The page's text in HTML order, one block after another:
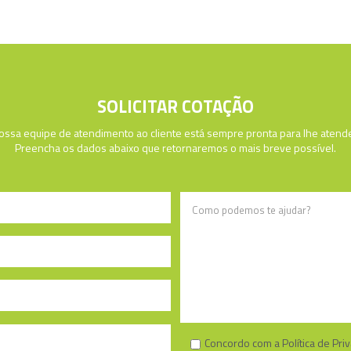
SOLICITAR COTAÇÃO
equipe de atendimento ao cliente está sempre pronta para lhe
Preencha os dados abaixo que retornaremos o mais breve possível.
Concordo com a Política de